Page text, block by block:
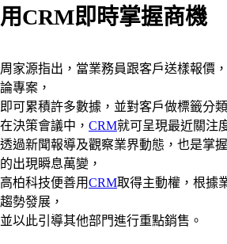
用CRM即時掌握商機
周家源指出，當業務員跟客戶送樣報價
論專案，
即可累積許多數據，並對客戶做標籤分
在決策會議中， CRM就可呈現最近關注
透過新聞報導及觀察業界動態，也是掌
的出現瞬息萬變，
高柏科技便善用CRM取得主動權，根據
趨勢發展，
並以此引導其他部門進行重點銷售。